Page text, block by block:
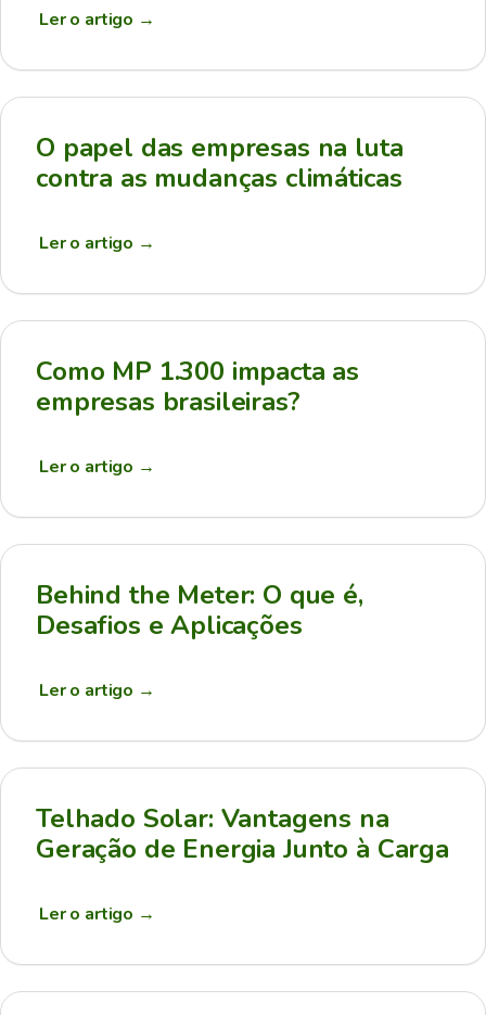
Ler o artigo →
O papel das empresas na luta
contra as mudanças climáticas
Ler o artigo →
Como MP 1.300 impacta as
empresas brasileiras?
Ler o artigo →
Behind the Meter: O que é,
Desafios e Aplicações
Ler o artigo →
Telhado Solar: Vantagens na
Geração de Energia Junto à Carga
Ler o artigo →